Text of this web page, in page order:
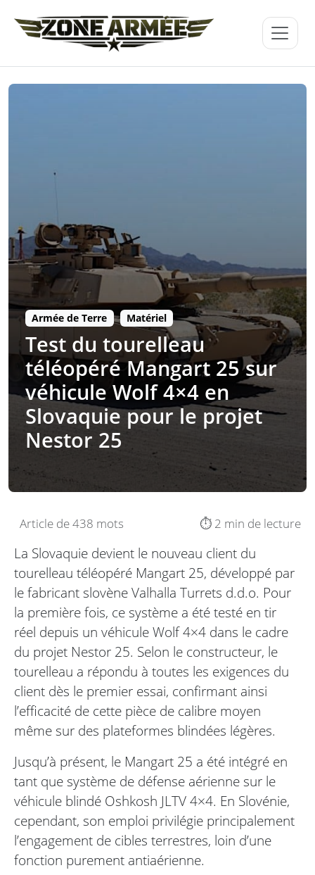
Armée de Terre Matériel
Test du tourelleau
téléopéré Mangart 25 sur
véhicule Wolf 4×4 en
Slovaquie pour le projet
Nestor 25
Article de 438 mots ⏱️ 2 min de lecture
La Slovaquie devient le nouveau client du
tourelleau téléopéré Mangart 25, développé par
le fabricant slovène Valhalla Turrets d.d.o. Pour
la première fois, ce système a été testé en tir
réel depuis un véhicule Wolf 4×4 dans le cadre
du projet Nestor 25. Selon le constructeur, le
tourelleau a répondu à toutes les exigences du
client dès le premier essai, confirmant ainsi
l’efficacité de cette pièce de calibre moyen
même sur des plateformes blindées légères.
Jusqu’à présent, le Mangart 25 a été intégré en
tant que système de défense aérienne sur le
véhicule blindé Oshkosh JLTV 4×4. En Slovénie,
cependant, son emploi privilégie principalement
l’engagement de cibles terrestres, loin d’une
fonction purement antiaérienne.